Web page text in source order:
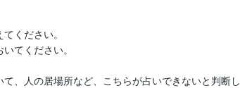
ください。
てください。
、人の居場所など、こちらが占いできないと判断し